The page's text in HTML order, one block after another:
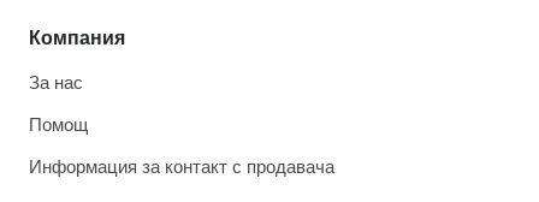
Компания
За нас
Помощ
Информация за контакт с продавача